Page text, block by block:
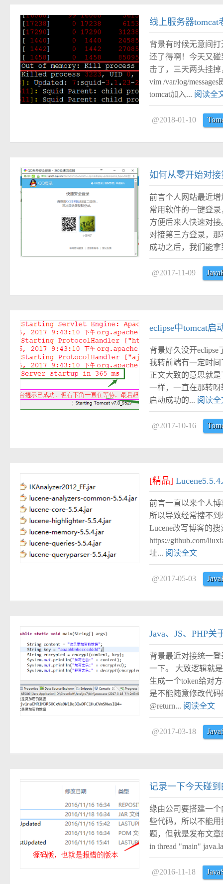
# 线上服务器
背景有时候无意间
还了得啊！今天又
击了，三天两头挂
vim /var/log/
tomcat加入... 阅读全
@2018-01-10
# 如何从零开始对
前言个人网站最近
常用软件的一键登
方便后来人快速对
对接第三方登录，
成功之后，我们能
@2017-11-09
# eclipse中tomcat
背景好久没开
我转前端有一定时
正文大致的意思就
一样，一直在那转
启动成功的... 阅读全
@2017-10-16
[精品]
前言一直以来个人
所以导致经常搜不
Lucene改写博客的
https://github.com/
址... 阅读全文
@2017-05-03
# Java、JS、PHP
背景最近对接统一
一下。 大致逻辑就
生成一个token给对
是不能随意修改代
@return... 阅读全文
@2017-03-18
记录一下今天碰
缘由公司要搭建一
些代码，所以不能
题，但就是发布文章
in thread "main"
@2016-11-18